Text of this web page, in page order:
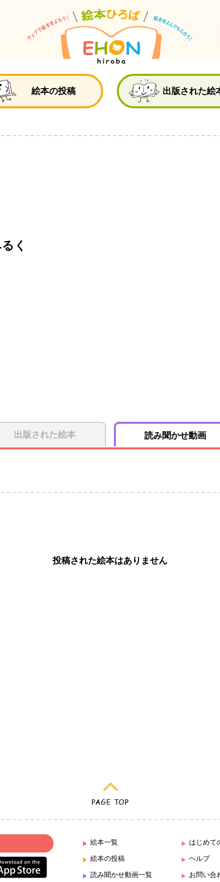
絵本の投稿 出版された絵
く
出版された絵本 読み聞かせ動画
投稿された絵本はありません
絵本一覧
絵本の投稿
読み聞かせ動画一覧
はじめて
ヘルプ
お問い合